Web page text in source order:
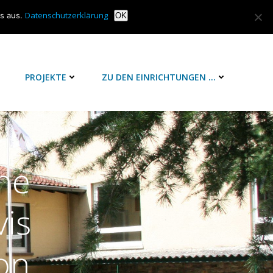
PROJEKTE ZU DEN EINRICHTUNGEN …
aus. Datenschutzerklärung OK